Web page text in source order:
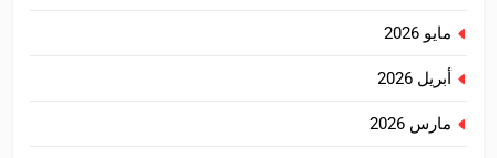
مايو 2026
أبريل 2026
مارس 2026